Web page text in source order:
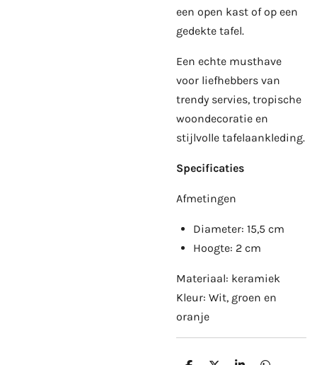
een open kast of op een
gedekte tafel.
Een echte musthave
voor liefhebbers van
trendy servies, tropische
woondecoratie en
stijlvolle tafelaankleding.
Specificaties
Afmetingen
Diameter: 15,5 cm
Hoogte: 2 cm
Materiaal: keramiek
Kleur: Wit, groen en
oranje